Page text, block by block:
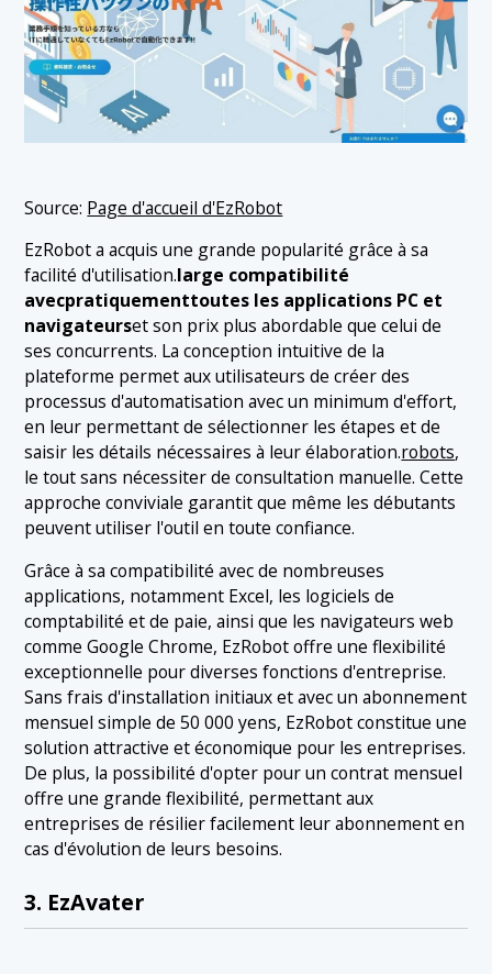
Source: Page d'accueil d'EzRobot
EzRobot a acquis une grande popularité grâce à sa
facilité d'utilisation.large compatibilité
avecpratiquementtoutes les applications PC et
navigateurset son prix plus abordable que celui de
ses concurrents. La conception intuitive de la
plateforme permet aux utilisateurs de créer des
processus d'automatisation avec un minimum d'effort,
en leur permettant de sélectionner les étapes et de
saisir les détails nécessaires à leur élaboration.robots,
le tout sans nécessiter de consultation manuelle. Cette
approche conviviale garantit que même les débutants
peuvent utiliser l'outil en toute confiance.
Grâce à sa compatibilité avec de nombreuses
applications, notamment Excel, les logiciels de
comptabilité et de paie, ainsi que les navigateurs web
comme Google Chrome, EzRobot offre une flexibilité
exceptionnelle pour diverses fonctions d'entreprise.
Sans frais d'installation initiaux et avec un abonnement
mensuel simple de 50 000 yens, EzRobot constitue une
solution attractive et économique pour les entreprises.
De plus, la possibilité d'opter pour un contrat mensuel
offre une grande flexibilité, permettant aux
entreprises de résilier facilement leur abonnement en
cas d'évolution de leurs besoins.
3. EzAvater